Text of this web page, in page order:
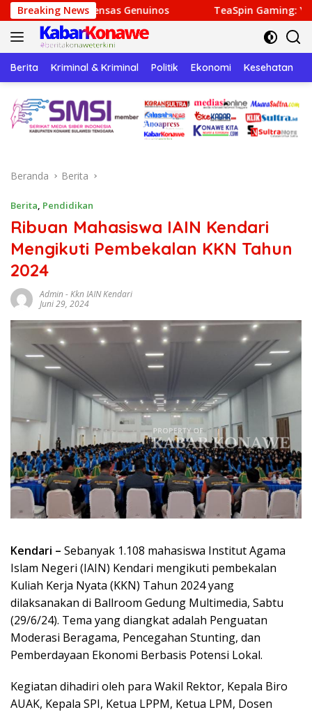
Langsung
ke
konten
Breaking News
Genuinos TeaSpin Gaming: Your Personal
Berita Kriminal & Kriminal Politik Ekonomi Kesehatan
Beranda Berita
Berita, Pendidikan
Ribuan Mahasiswa IAIN Kendari
Mengikuti Pembekalan KKN Tahun
2024
Admin-Kkn IAIN Kendari
Juni 29, 2024
Kendari – Sebanyak 1.108 mahasiswa Institut Agama
Islam Negeri (IAIN) Kendari mengikuti pembekalan
Kuliah Kerja Nyata (KKN) Tahun 2024 yang
dilaksanakan di Ballroom Gedung Multimedia, Sabtu
(29/6/24). Tema yang diangkat adalah Penguatan
Moderasi Beragama, Pencegahan Stunting, dan
Pemberdayaan Ekonomi Berbasis Potensi Lokal.
Kegiatan dihadiri oleh para Wakil Rektor, Kepala Biro
AUAK, Kepala SPI, Ketua LPPM, Ketua LPM, Dosen